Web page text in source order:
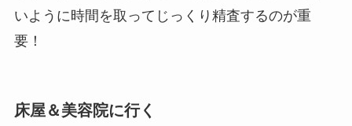
いように時間を取ってじっくり精査するのが重
要！
床屋＆美容院に行く